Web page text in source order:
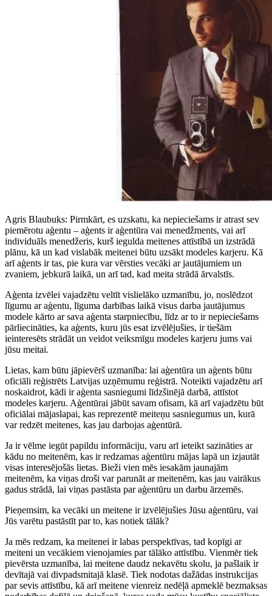
Agris Blaubuks: Pirmkārt, es uzskatu, ka nepieciešams ir atrast sev
piemērotu aģentu – aģents ir aģentūra vai menedžments, vai arī
individuāls menedžeris, kurš iegulda meitenes attīstībā un izstrādā
plānu, kā un kad vislabāk meitenei būtu uzsākt modeles karjeru. Kā
arī aģents ir tas, pie kura var vērsties vecāki ar jautājumiem un
zvaniem, jebkurā laikā, un arī tad, kad meita strādā ārvalstīs.
Aģenta izvēlei vajadzētu veltīt vislielāko uzmanību, jo, noslēdzot
līgumu ar aģentu, līguma darbības laikā visus darba jautājumus
modele kārto ar sava aģenta starpniecību, līdz ar to ir nepieciešams
pārliecināties, ka aģents, kuru jūs esat izvēlējušies, ir tiešām
ieinteresēts strādāt un veidot veiksmīgu modeles karjeru jums vai
jūsu meitai.
Lietas, kam būtu jāpievērš uzmanība: lai aģentūra un aģents būtu
oficiāli reģistrēts Latvijas uzņēmumu reģistrā. Noteikti vajadzētu arī
noskaidrot, kādi ir aģenta sasniegumi līdzšinējā darbā, attīstot
modeles karjeru. Aģentūrai jābūt savam ofisam, kā arī vajadzētu būt
oficiālai mājaslapai, kas reprezentē meiteņu sasniegumus un, kurā
var redzēt meitenes, kas jau darbojas aģentūrā.
Ja ir vēlme iegūt papildu informāciju, varu arī ieteikt sazināties ar
kādu no meitenēm, kas ir redzamas aģentūru mājas lapā un izjautāt
visas interesējošās lietas. Bieži vien mēs iesakām jaunajām
meitenēm, ka viņas droši var parunāt ar meitenēm, kas jau vairākus
gadus strādā, lai viņas pastāsta par aģentūru un darbu ārzemēs.
Pieņemsim, ka vecāki un meitene ir izvēlējušies Jūsu aģentūru, vai
Jūs varētu pastāstīt par to, kas notiek tālāk?
Ja mēs redzam, ka meitenei ir labas perspektīvas, tad kopīgi ar
meiteni un vecākiem vienojamies par tālāko attīstību. Vienmēr tiek
pievērsta uzmanība, lai meitene daudz nekavētu skolu, ja pašlaik ir
devītajā vai divpadsmitajā klasē. Tiek nodotas dažādas instrukcijas
par sevis attīstību, kā arī meitene vienreiz nedēļā apmeklē bezmaksas